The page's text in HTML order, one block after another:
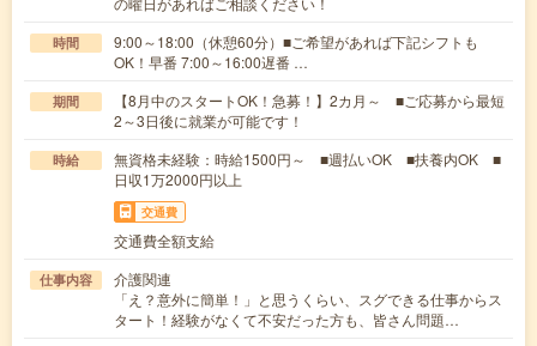
時間
9:00～18:00（休憩60分）■ご希望があれば下記シフトも
OK！早番 7:00～16:00遅番 …
期間
【8月中のスタートOK！急募！】2カ月～ ■ご応募から最短
2～3日後に就業が可能です！
時給
無資格未経験：時給1500円～ ■週払いOK ■扶養内OK ■
日収1万2000円以上
交通費
交通費全額支給
仕事内容
介護関連
「え？意外に簡単！」と思うくらい、スグできる仕事からス
タート！経験がなくて不安だった方も、皆さん問題…